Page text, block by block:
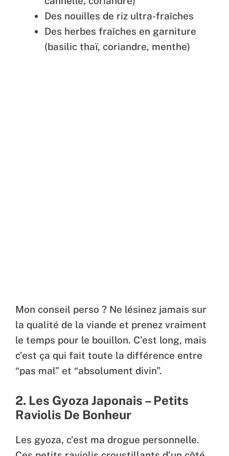
Des nouilles de riz ultra-fraîches
Des herbes fraîches en garniture
(basilic thaï, coriandre, menthe)
Mon conseil perso ? Ne lésinez jamais sur
la qualité de la viande et prenez vraiment
le temps pour le bouillon. C’est long, mais
c’est ça qui fait toute la différence entre
“pas mal” et “absolument divin”.
2. Les Gyoza Japonais – Petits
Raviolis De Bonheur
Les gyoza, c’est ma drogue personnelle.